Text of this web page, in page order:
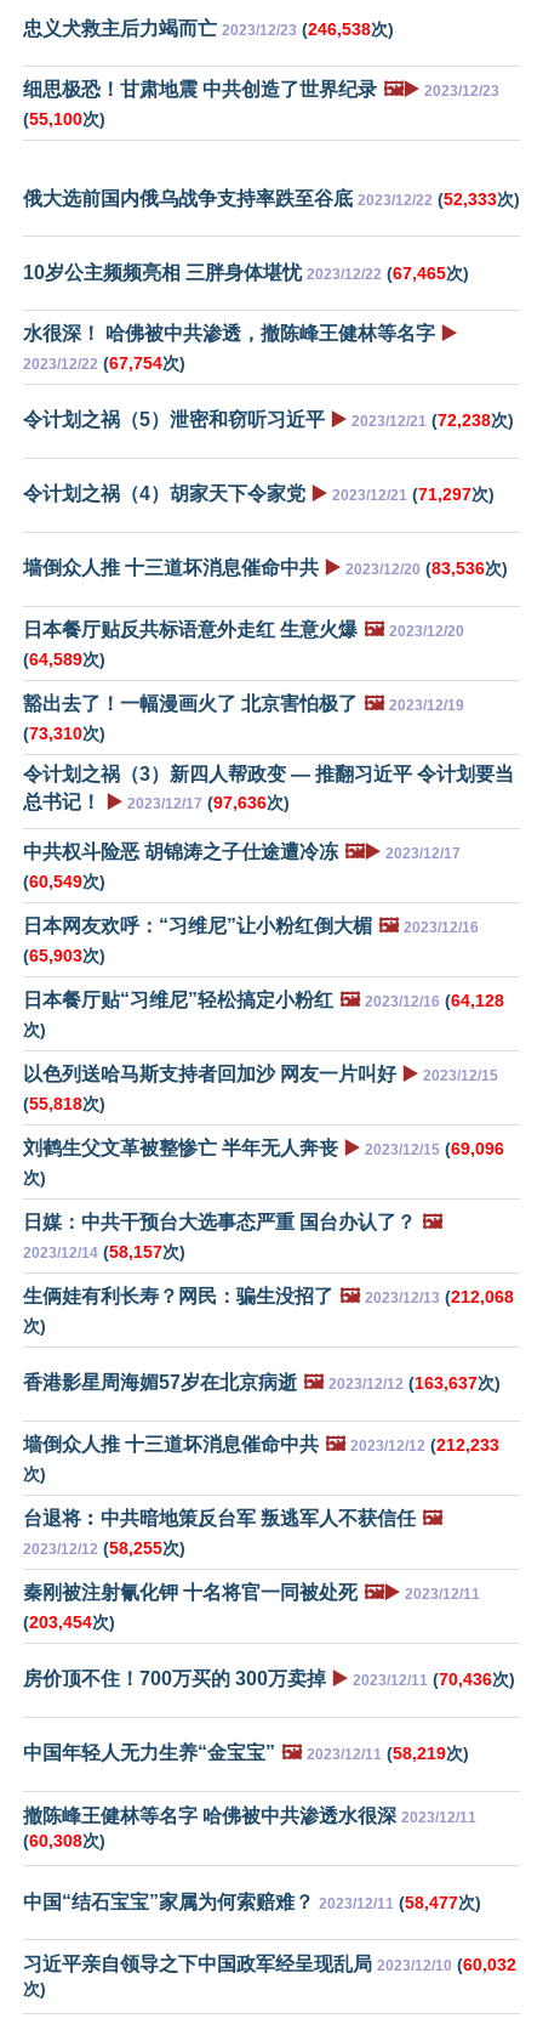
忠义犬救主后力竭而亡 2023/12/23 (246,538次)
细思极恐！甘肃地震 中共创造了世界纪录 🖼️▶️ 2023/12/23
(55,100次)
俄大选前国内俄乌战争支持率跌至谷底 2023/12/22 (52,333次)
10岁公主频频亮相 三胖身体堪忧 2023/12/22 (67,465次)
水很深！ 哈佛被中共渗透，撤陈峰王健林等名字 ▶️
2023/12/22 (67,754次)
令计划之祸（5）泄密和窃听习近平 ▶️ 2023/12/21 (72,238次)
令计划之祸（4）胡家天下令家党 ▶️ 2023/12/21 (71,297次)
墙倒众人推 十三道坏消息催命中共 ▶️ 2023/12/20 (83,536次)
日本餐厅贴反共标语意外走红 生意火爆 🖼️ 2023/12/20
(64,589次)
豁出去了！一幅漫画火了 北京害怕极了 🖼️ 2023/12/19
(73,310次)
令计划之祸（3）新四人帮政变 — 推翻习近平 令计划要当
总书记！
▶️ 2023/12/17 (97,636次)
中共权斗险恶 胡锦涛之子仕途遭冷冻 🖼️▶️ 2023/12/17
(60,549次)
日本网友欢呼：“习维尼”让小粉红倒大楣 🖼️ 2023/12/16
(65,903次)
日本餐厅贴“习维尼”轻松搞定小粉红 🖼️ 2023/12/16 (64,128
次)
以色列送哈马斯支持者回加沙 网友一片叫好 ▶️ 2023/12/15
(55,818次)
刘鹤生父文革被整惨亡 半年无人奔丧 ▶️ 2023/12/15 (69,096
次)
日媒：中共干预台大选事态严重 国台办认了？ 🖼️
2023/12/14 (58,157次)
生俩娃有利长寿？网民：骗生没招了 🖼️ 2023/12/13 (212,068
次)
香港影星周海媚57岁在北京病逝 🖼️ 2023/12/12 (163,637次)
墙倒众人推 十三道坏消息催命中共 🖼️ 2023/12/12 (212,233
次)
台退将︰中共暗地策反台军 叛逃军人不获信任 🖼️
2023/12/12 (58,255次)
秦刚被注射氰化钾 十名将官一同被处死 🖼️▶️ 2023/12/11
(203,454次)
房价顶不住！700万买的 300万卖掉 ▶️ 2023/12/11 (70,436次)
中国年轻人无力生养“金宝宝” 🖼️ 2023/12/11 (58,219次)
撤陈峰王健林等名字 哈佛被中共渗透水很深 2023/12/11
(60,308次)
中国“结石宝宝”家属为何索赔难？ 2023/12/11 (58,477次)
习近平亲自领导之下中国政军经呈现乱局 2023/12/10 (60,032
次)